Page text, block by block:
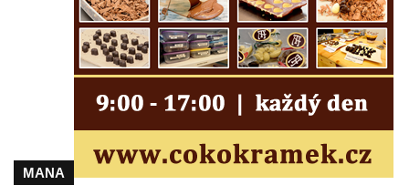
Kříž Johannese Herlta poblíž domu čp. 428
v Mikulášovicích
Drascheho kříž na zahradě domu čp. 915 v
Hillův kříž u domu čp. 436 v Mikulášovicích
v Mikulášovicích
MANA